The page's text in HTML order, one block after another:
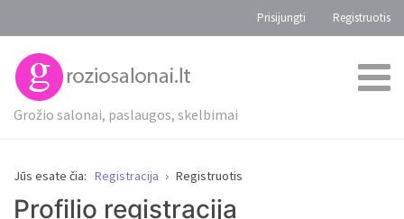
Prisijungti Registruotis
Grožio salonai, paslaugos, skelbimai
Jūs esate čia: Registracija Registruotis
Profilio registracija